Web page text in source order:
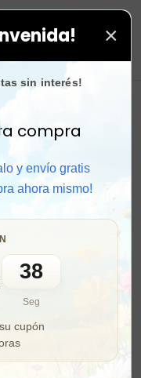
×
sin interés!
compra
y envío gratis
ahora mismo!
36
Seg
cupón
💙